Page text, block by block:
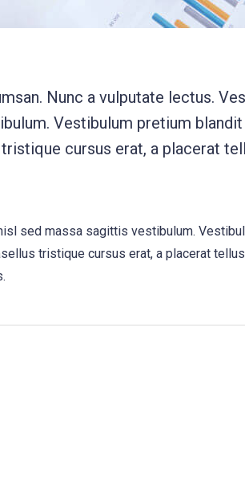
Nunc a vulputate lectus.
Vestibulum pretium
cursus erat, a placerat
sed massa sagittis vestibulum.
tristique cursus erat, a placerat